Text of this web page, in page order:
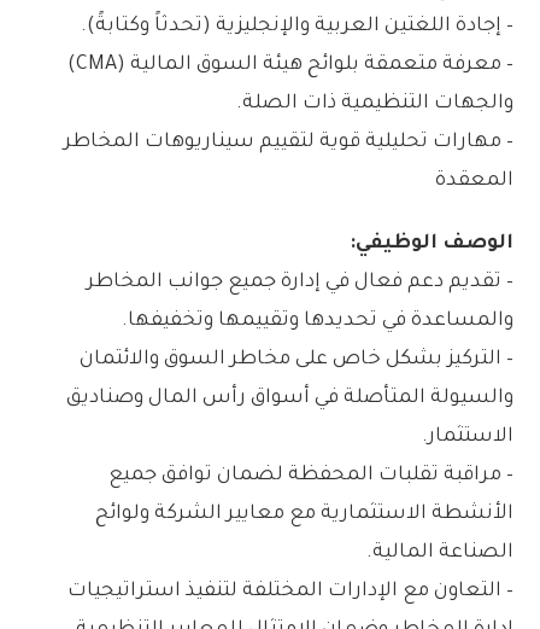
– إجادة اللغتين العربية والإنجليزية (تحدثاً وكتابةً).
– معرفة متعمقة بلوائح هيئة السوق المالية (CMA)
والجهات التنظيمية ذات الصلة.
– مهارات تحليلية قوية لتقييم سيناريوهات المخاطر
المعقدة
الوصف الوظيفي:
– تقديم دعم فعال في إدارة جميع جوانب المخاطر
والمساعدة في تحديدها وتقييمها وتخفيفها.
– التركيز بشكل خاص على مخاطر السوق والائتمان
والسيولة المتأصلة في أسواق رأس المال وصناديق
الاستثمار.
– مراقبة تقلبات المحفظة لضمان توافق جميع
الأنشطة الاستثمارية مع معايير الشركة ولوائح
الصناعة المالية.
– التعاون مع الإدارات المختلفة لتنفيذ استراتيجيات